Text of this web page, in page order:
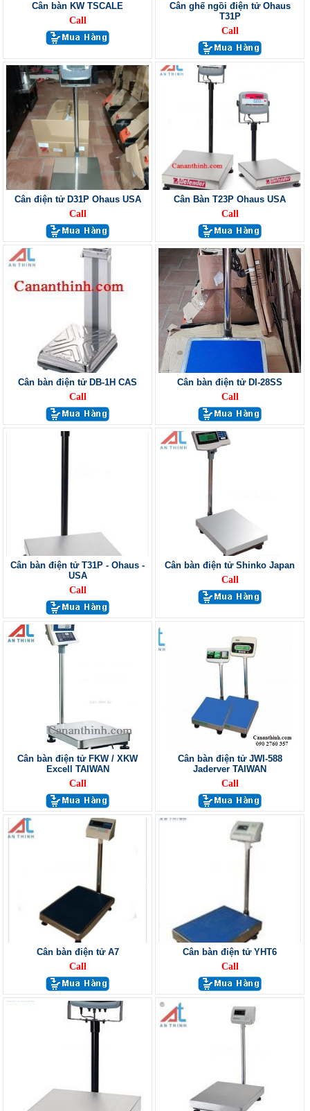
Cân bàn KW TSCALE
Call
Cân ghế ngồi điện tử Ohaus
T31P
Call
Cân điện tử D31P Ohaus USA
Call
Cân Bàn T23P Ohaus USA
Call
Cân bàn điện tử DB-1H CAS
Call
Cân bàn điện tử DI-28SS
Call
Cân bàn điện tử T31P - Ohaus -
USA
Call
Cân bàn điện tử Shinko Japan
Call
Cân bàn điện tử FKW / XKW
Excell TAIWAN
Call
Cân bàn điện tử JWI-588
Jaderver TAIWAN
Call
Cân bàn điện tử A7
Call
Cân bàn điện tử YHT6
Call